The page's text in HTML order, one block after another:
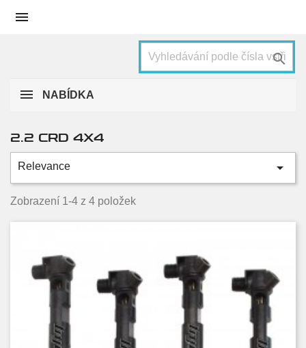


NABÍDKA
100 KW, 136 HP 4
2
2.2 CRD 4X4
Relevance 
Zobrazení 1-4 z 4 položek